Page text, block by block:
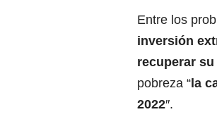
Entre los
inversión
recuperar
pobreza “la
2022″.